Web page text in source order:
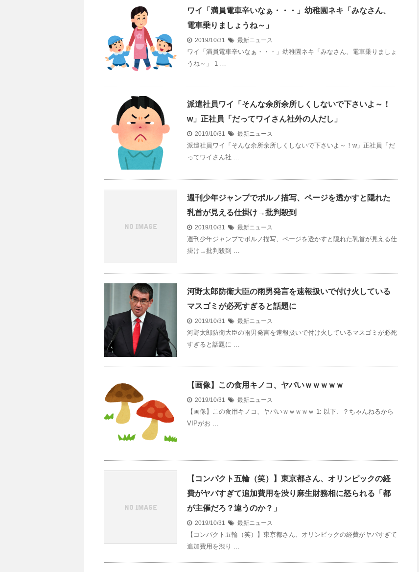
ワイ「満員電車辛いなぁ・・・」幼稚園ネキ「みなさん、
電車乗りましょうね～」
2019/10/31 最新ニュース
ワイ「満員電車辛いなぁ・・・」幼稚園ネキ「みなさん、電車乗りましょ
うね～」 1 …
派遣社員ワイ「そんな余所余所しくしないで下さいよ～！
w」正社員「だってワイさん社外の人だし」
2019/10/31 最新ニュース
派遣社員ワイ「そんな余所余所しくしないで下さいよ～！w」正社員「だ
ってワイさん社 …
週刊少年ジャンプでポルノ描写、ページを透かすと隠れた
乳首が見える仕掛け→批判殺到
2019/10/31 最新ニュース
週刊少年ジャンプでポルノ描写、ページを透かすと隠れた乳首が見える仕
掛け→批判殺到 …
河野太郎防衛大臣の雨男発言を速報扱いで付け火している
マスゴミが必死すぎると話題に
2019/10/31 最新ニュース
河野太郎防衛大臣の雨男発言を速報扱いで付け火しているマスゴミが必死
すぎると話題に …
【画像】この食用キノコ、ヤバいｗｗｗｗｗ
2019/10/31 最新ニュース
【画像】この食用キノコ、ヤバいｗｗｗｗｗ 1: 以下、？ちゃんねるから
VIPがお …
【コンパクト五輪（笑）】東京都さん、オリンピックの経
費がヤバすぎて追加費用を渋り麻生財務相に怒られる「都
が主催だろ？違うのか？」
2019/10/31 最新ニュース
【コンパクト五輪（笑）】東京都さん、オリンピックの経費がヤバすぎて
追加費用を渋り …